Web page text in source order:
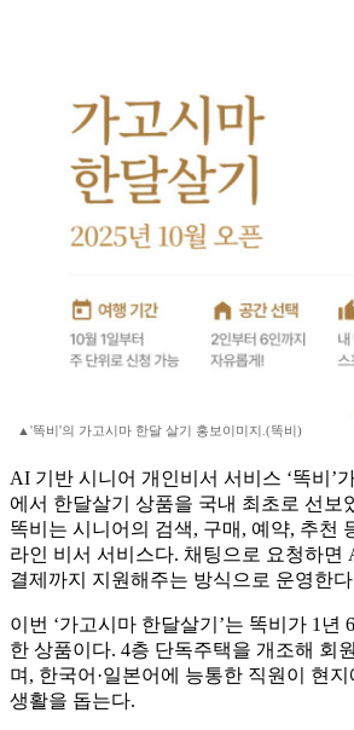
▲'똑비'의 가고시마 한달 살기 홍보이미지.(똑비)
AI 기반 시니어 개인비서 서비스 ‘똑비’
에서 한달살기 상품을 국내 최초로 선보
똑비는 시니어의 검색, 구매, 예약, 추천
라인 비서 서비스다. 채팅으로 요청하면
결제까지 지원해주는 방식으로 운영한
이번 ‘가고시마 한달살기’는 똑비가 1년
한 상품이다. 4층 단독주택을 개조해 회
며, 한국어·일본어에 능통한 직원이 현
생활을 돕는다.